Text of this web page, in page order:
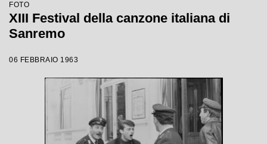
FOTO
XIII Festival della canzone italiana di
Sanremo
06 FEBBRAIO 1963